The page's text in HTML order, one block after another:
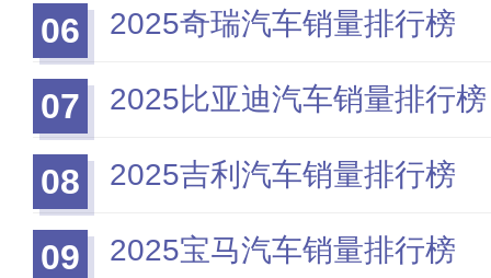
06 2025奇瑞汽车销量排行榜
07 2025比亚迪汽车销量排行榜
08 2025吉利汽车销量排行榜
09 2025宝马汽车销量排行榜